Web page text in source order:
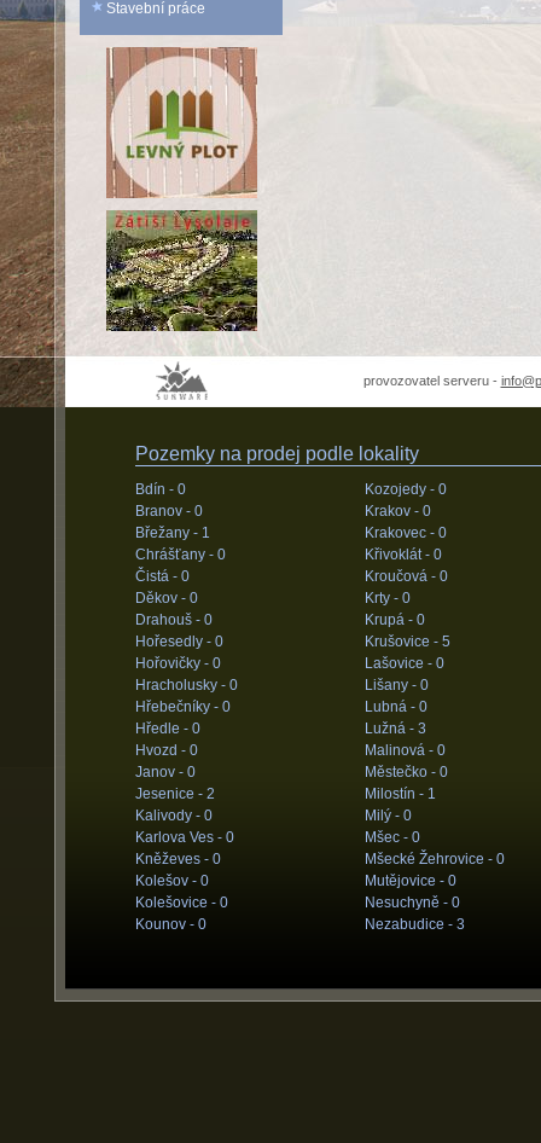
Stavební práce
provozovatel serveru -
Pozemky na prodej podle lokality
Bdín - 0
Branov - 0
Břežany - 1
Chrášťany - 0
Čistá - 0
Děkov - 0
Drahouš - 0
Hořesedly - 0
Hořovičky - 0
Hracholusky - 0
Hřebečníky - 0
Hředle - 0
Hvozd - 0
Janov - 0
Jesenice - 2
Kalivody - 0
Karlova Ves - 0
Kněževes - 0
Kolešov - 0
Kolešovice - 0
Kounov - 0
Kozojedy - 0
Krakov - 0
Krakovec - 0
Křivoklát - 0
Kroučová - 0
Krty - 0
Krupá - 0
Krušovice - 5
Lašovice - 0
Lišany - 0
Lubná - 0
Lužná - 3
Malinová - 0
Městečko - 0
Milostín - 1
Milý - 0
Mšec - 0
Mšecké Žehrovice - 0
Mutějovice - 0
Nesuchyně - 0
Nezabudice - 3